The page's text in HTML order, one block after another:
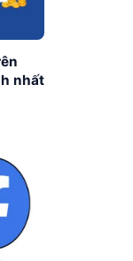
nhất